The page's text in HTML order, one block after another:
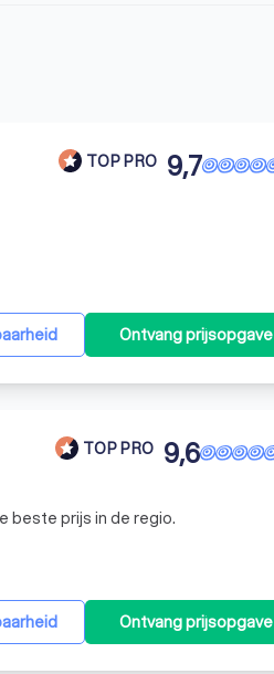
TOP PRO 9,7
Ontvang prijsopgave
TOP PRO 9,6
beste prijs in de regio.
Ontvang prijsopgave